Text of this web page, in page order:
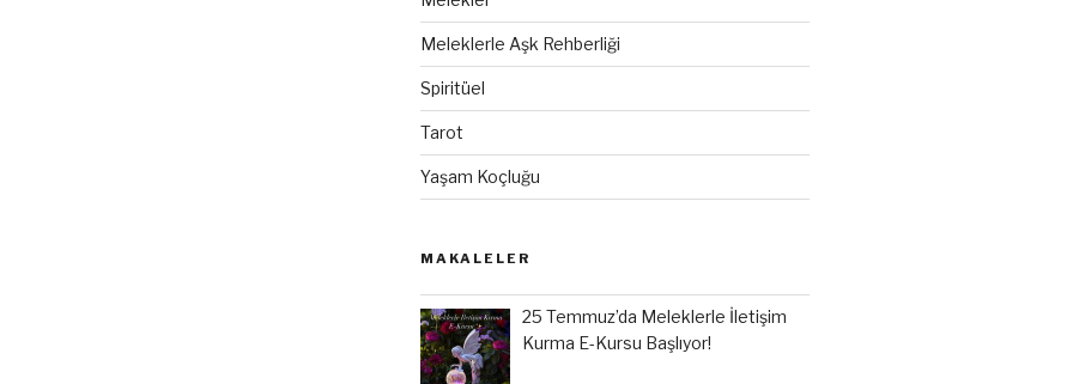
Meleklerle Aşk Rehberliği
Spiritüel
Tarot
Yaşam Koçluğu
MAKALELER
25 Temmuz’da Meleklerle İletişim
Kurma E-Kursu Başlıyor!